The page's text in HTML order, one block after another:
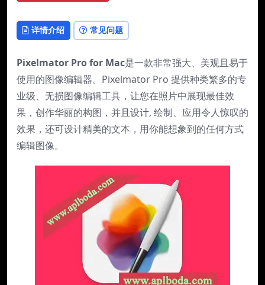
详情介绍 常见问题
Pixelmator Pro for Mac是一款非常强大、美观且易于
使用的图像编辑器。Pixelmator Pro 提供种类繁多的专
业级、无损图像编辑工具，让您在照片中展现最佳效
果，创作华丽的构图，并且设计, 绘制、应用令人惊叹的
效果，还可设计精美的文本，用你能想象到的任何方式
编辑图像。